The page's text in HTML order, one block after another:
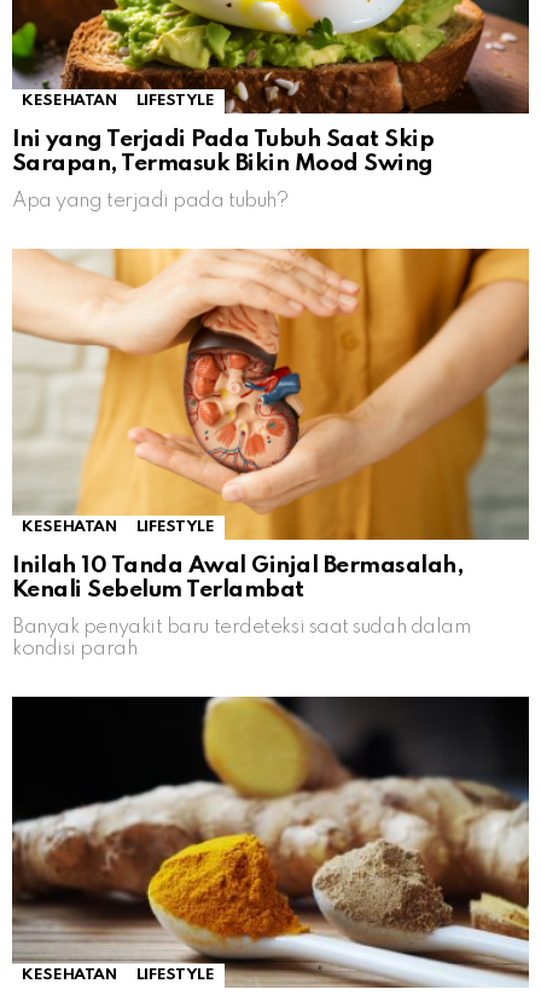
KESEHATAN LIFESTYLE
Ini yang Terjadi Pada Tubuh Saat Skip
Sarapan, Termasuk Bikin Mood Swing
Apa yang terjadi pada tubuh?
KESEHATAN LIFESTYLE
Inilah 10 Tanda Awal Ginjal Bermasalah,
Kenali Sebelum Terlambat
Banyak penyakit baru terdeteksi saat sudah dalam
kondisi parah
KESEHATAN LIFESTYLE